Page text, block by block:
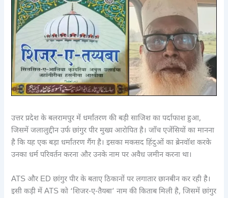
उत्तर प्रदेश के बलरामपुर में धर्मांतरण की बड़ी साजिश का पर्दाफाश हुआ,
जिसमें जलालुद्दीन उर्फ छांगुर पीर मुख्य आरोपित है। जाँच एजेंसियों का मानना
है कि यह एक बड़ा धर्मांतरण गैंग है। इसका मकसद हिंदुओं का ब्रेनवॉश करके
उनका धर्म परिवर्तन करना और उनके नाम पर अवैध जमीन करना था।
ATS और ED छांगुर पीर के बताए ठिकानों पर लगातार छानबीन कर रही है।
इसी कड़ी में ATS को ‘शिजर-ए-तैयबा’ नाम की किताब मिली है, जिसमें छांगुर